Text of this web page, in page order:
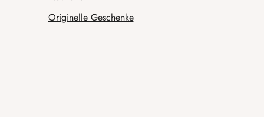
Originelle Geschenke